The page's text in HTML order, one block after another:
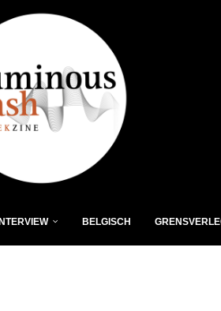
INTERVIEW BELGISCH